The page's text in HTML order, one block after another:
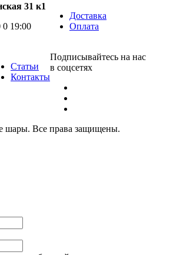
31 к1
0 19:00
Доставка
Оплата
Статьи
Контакты
Подписывайтесь на нас
в соцсетях
шары. Все права защищены.